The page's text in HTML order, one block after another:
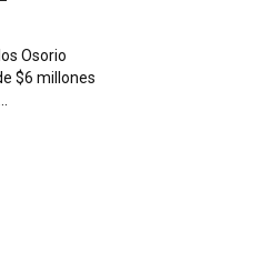
Osorio
$6 millones